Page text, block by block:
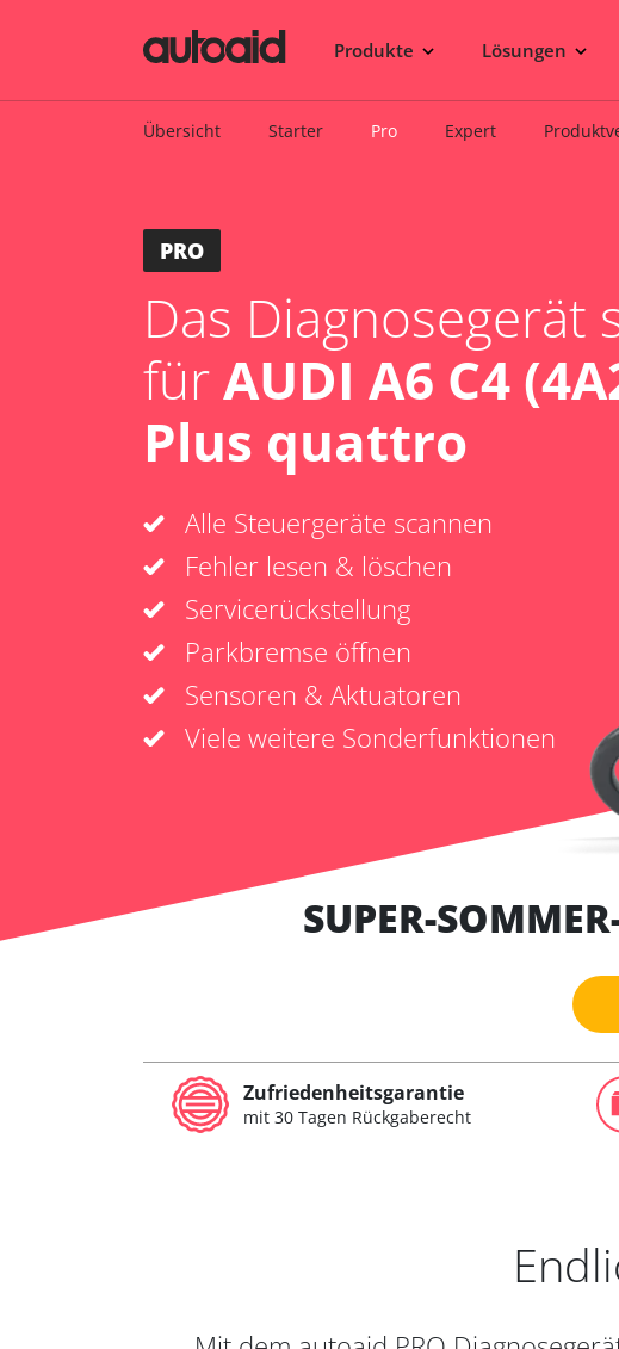
Produkte Lösungen
Übersicht Starter Pro Expert
PRO
Das Diagnosegerät
fürAUDI A6 C4
Plus quattro
Alle Steuergeräte scannen
Fehler lesen & löschen
Servicerückstellung
Parkbremse öffnen
Sensoren & Aktuatoren
Viele weitere Sonderfunktionen
SUPER-
Zufriedenheitsgarantie
mit 30 Tagen Rückgaberecht